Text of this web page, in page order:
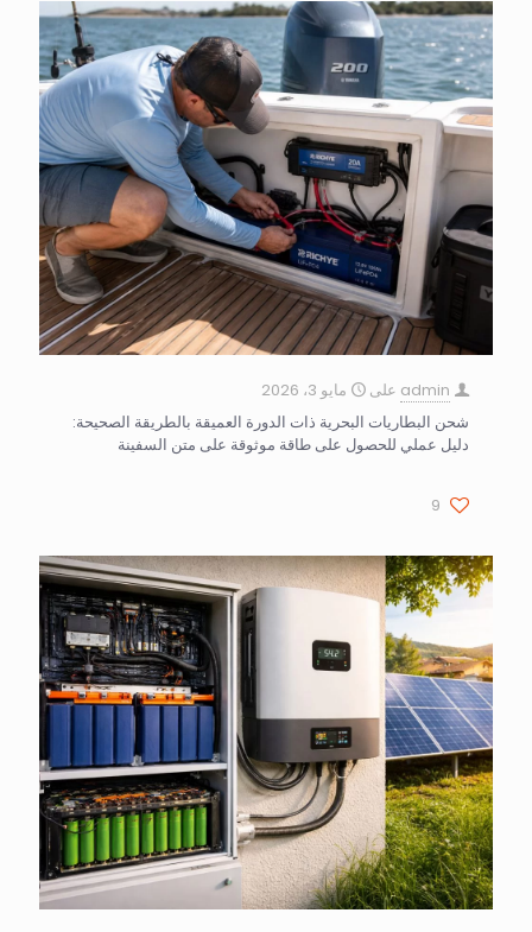
admin على
مايو 3، 2026
شحن البطاريات البحرية ذات الدورة العميقة بالطريقة الصحيحة:
دليل عملي للحصول على طاقة موثوقة على متن السفينة
9